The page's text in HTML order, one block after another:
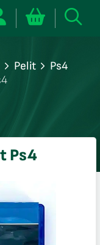
Pelit
Ps4
Ps4